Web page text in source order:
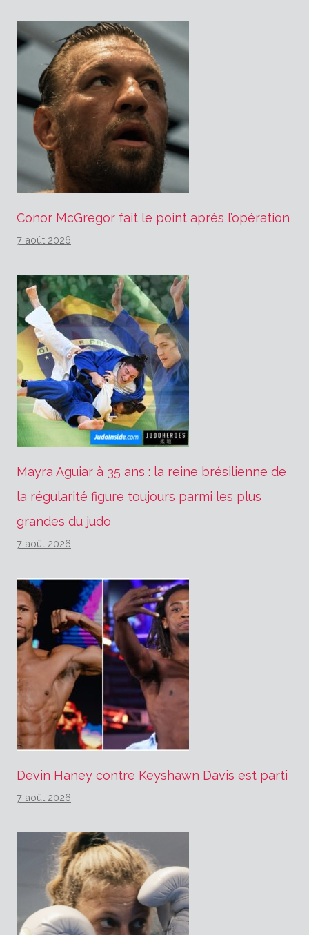
Conor McGregor fait le point après l’opération
7 août 2026
Mayra Aguiar à 35 ans : la reine brésilienne de
la régularité figure toujours parmi les plus
grandes du judo
7 août 2026
Devin Haney contre Keyshawn Davis est parti
7 août 2026